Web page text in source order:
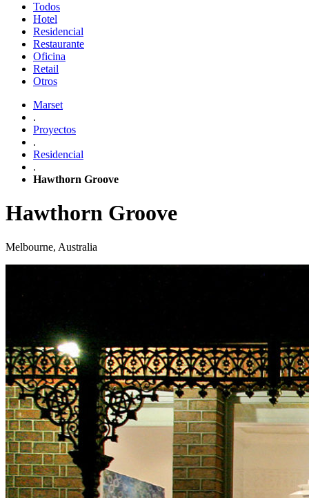
Todos
Hotel
Residencial
Restaurante
Oficina
Retail
Otros
Marset
.
Proyectos
.
Residencial
.
Hawthorn Groove
Hawthorn Groove
Melbourne, Australia